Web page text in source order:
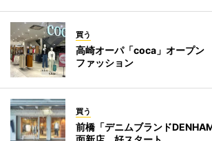
買う
高崎オーパ「coca」オープン
ファッション
買う
前橋「デニムブランド